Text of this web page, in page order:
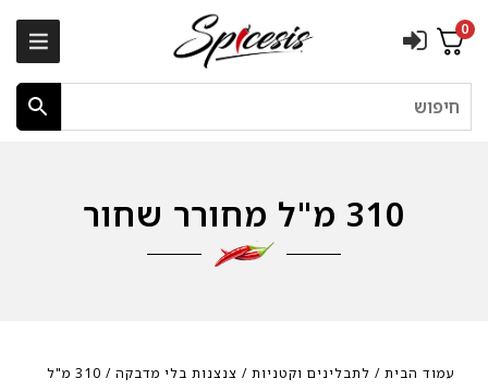
0
חיפוש
310 מ"ל מחורר שחור
עמוד הבית / לתבלינים וקטניות / צנצנות בלי מדבקה
/ 310 מ"ל